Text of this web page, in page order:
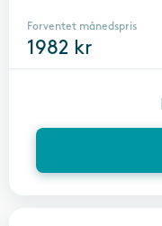
Forventet månedspris
1982 kr